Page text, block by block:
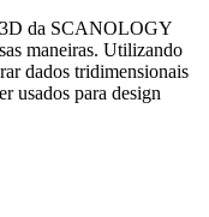
3D da SCANOLOGY
maneiras. Utilizando
dados tridimensionais
usados ​​para design